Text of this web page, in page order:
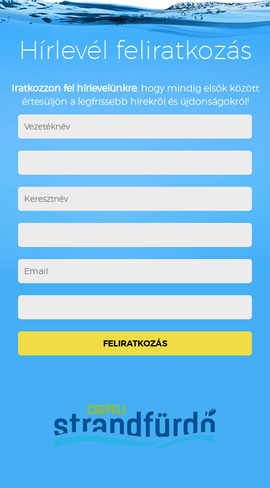
Hírlevél feliratkozás
Iratkozzon fel hírlevelünkre, hogy mindig elsők között
értesüljön a legfrissebb hírekről és újdonságokról!